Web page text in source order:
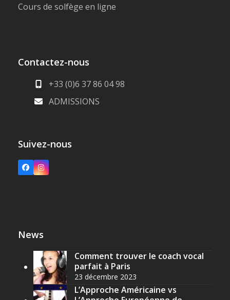
Cours de solfège en ligne
Contactez-nous
+33 (0)6 37 86 04 98
ADMISSIONS
Suivez-nous
FacebookInstagram
News
Comment trouver le coach vocal
parfait à Paris
23 décembre 2023
L’Approche Américaine vs